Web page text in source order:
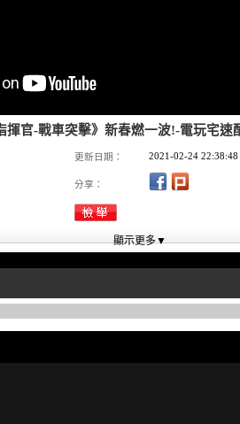
揮官-戰車突擊》新春燃一波!-電玩宅速
更新日期： 2021-02-24 22:38:48
分享：